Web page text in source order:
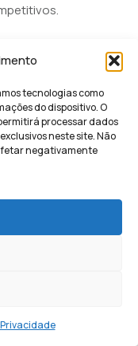
tecnologias como
do dispositivo. O
processar dados
neste site. Não
negativamente
crescimento
converter
Ao consolidar
que sua
mas um
de